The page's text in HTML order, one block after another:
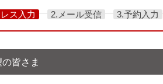
ス入力 2.メール受信 3.予約入力
皆さま